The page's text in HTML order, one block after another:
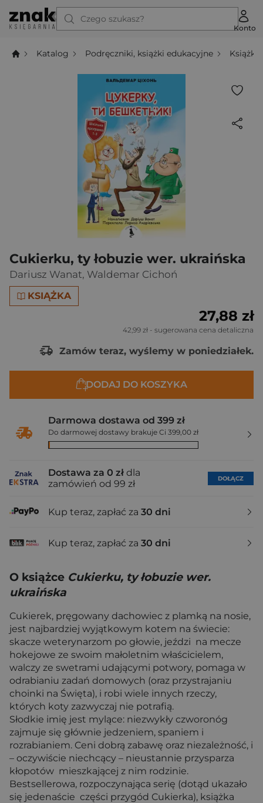
Czego szukasz?
Konto
Katalog Podręczniki, książki edukacyjne Książki
Cukierku, ty łobuzie wer. ukraińska
Dariusz Wanat, Waldemar Cichoń
KSIĄŻKA
27,88 zł
42,99 zł - sugerowana cena detaliczna
Zamów teraz, wyślemy w poniedziałek.
DODAJ DO KOSZYKA
Darmowa dostawa od 399 zł
Do darmowej dostawy brakuje Ci 399,00 zł
Dostawa za 0 zł dla
zamówień od 99 zł
DOŁĄCZ
Kup teraz, zapłać za 30 dni
Kup teraz, zapłać za 30 dni
O książce Cukierku, ty łobuzie wer.
ukraińska
Cukierek, pręgowany dachowiec z plamką na nosie,
jest najbardziej wyjątkowym kotem na świecie:
skacze weterynarzom po głowie, jeździ na mecze
hokejowe ze swoim małoletnim właścicielem,
walczy ze swe­trami udającymi potwory, pomaga w
odrabianiu zadań domowych (oraz przystrajaniu
choinki na Święta), i robi wiele innych rzeczy,
których koty zazwyczaj nie potrafią.
Słodkie imię jest mylące: niezwykły czworonóg
zajmuje się głównie jedzeniem, spaniem i
rozrabianiem. Ceni dobrą zabawę oraz niezależ­ność, i
– oczywiście niechcący – nieustannie przysparza
kłopotów mieszkającej z nim rodzinie.
Bestsellerowa, rozpoczynająca serię (dotąd ukazało
się jedenaście części przygód Cukierka), książka